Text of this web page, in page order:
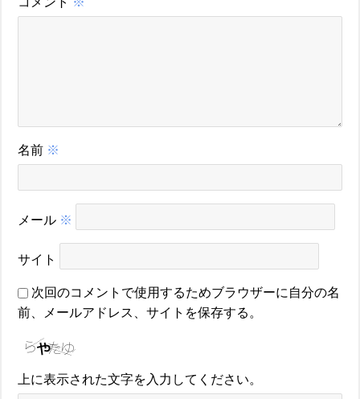
名前 ※
メール ※
サイト
次回のコメントで使用するためブラウザーに自分の名
前、メールアドレス、サイトを保存する。
上に表示された文字を入力してください。